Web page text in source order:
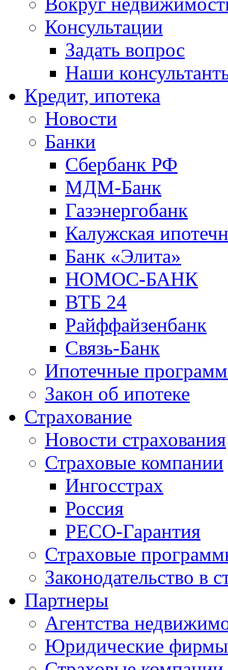
Консультации
Задать вопрос
Наши
Кредит, ипотека
Новости
Банки
Сбербанк РФ
МДМ-Банк
Газэнергобанк
Калужская
Банк «Элита»
НОМОС-БАНК
ВТБ 24
Райффайзенбанк
Связь-Банк
Ипотечные
Закон об ипотеке
Страхование
Новости страхования
Страховые компании
Ингосстрах
Россия
РЕСО-Гарантия
Страховые
Законодательство в
Партнеры
Агентства
Юридические фирмы